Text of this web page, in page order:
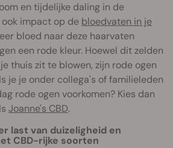
en tijdelijke daling in de
impact op de bloedvaten in je
bloed naar deze haarvaten
een rode kleur. Hoewel dit zelden
thuis zit te blowen, zijn rode ogen
je je onder collega's of familieleden
rode ogen voorkomen? Kies dan
Joanne's CBD.
last van duizeligheid en
CBD-rijke soorten